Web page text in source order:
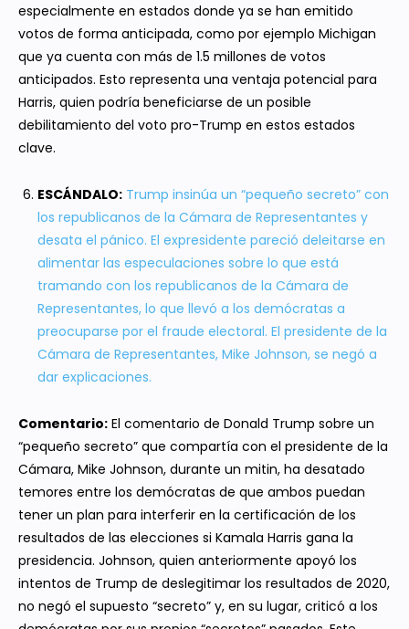
especialmente en estados donde ya se han emitido
votos de forma anticipada, como por ejemplo Michigan
que ya cuenta con más de 1.5 millones de votos
anticipados. Esto representa una ventaja potencial para
Harris, quien podría beneficiarse de un posible
debilitamiento del voto pro-Trump en estos estados
clave.
ESCÁNDALO: Trump insinúa un “pequeño secreto” con
los republicanos de la Cámara de Representantes y
desata el pánico. El expresidente pareció deleitarse en
alimentar las especulaciones sobre lo que está
tramando con los republicanos de la Cámara de
Representantes, lo que llevó a los demócratas a
preocuparse por el fraude electoral. El presidente de la
Cámara de Representantes, Mike Johnson, se negó a
dar explicaciones.
Comentario: El comentario de Donald Trump sobre un
“pequeño secreto” que compartía con el presidente de la
Cámara, Mike Johnson, durante un mitin, ha desatado
temores entre los demócratas de que ambos puedan
tener un plan para interferir en la certificación de los
resultados de las elecciones si Kamala Harris gana la
presidencia. Johnson, quien anteriormente apoyó los
intentos de Trump de deslegitimar los resultados de 2020,
no negó el supuesto “secreto” y, en su lugar, criticó a los